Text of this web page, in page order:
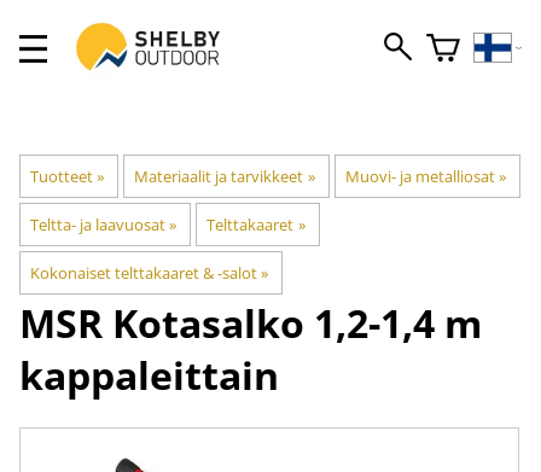
Tuotteet‪» Materiaalit ja tarvikkeet ‪» Muovi- ja metalliosat‪»
Teltta- ja laavuosat‪» Telttakaaret ‪»
Kokonaiset telttakaaret & -salot‪»
MSR Kotasalko 1,2-1,4 m
kappaleittain